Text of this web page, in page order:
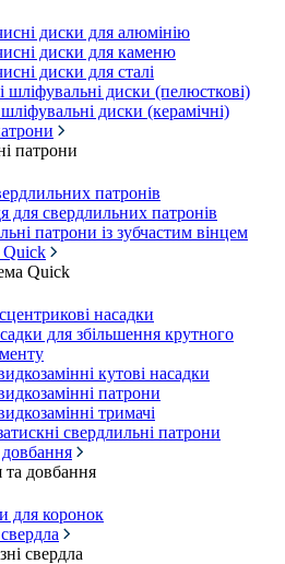
диски для алюмінію
диски для каменю
диски для сталі
шліфувальні диски (пелюсткові)
диски (керамічні)
патрони
патронів
для свердлильних патронів
патрони із зубчастим вінцем
Quick
Quick
насадки
для збільшення крутного
кутові насадки
патрони
тримачі
свердлильні патрони
та довбання
для коронок
свердла